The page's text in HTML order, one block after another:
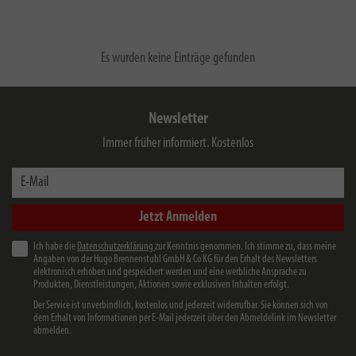
Es wurden keine Einträge gefunden
Newsletter
Immer früher informiert. Kostenlos
E-Mail
Jetzt Anmelden
Ich habe die Datenschutzerklärung zur Kenntnis genommen. Ich stimme zu, dass meine
Angaben von der Hugo Brennenstuhl GmbH & Co KG für den Erhalt des Newsletters
elektronisch erhoben und gespeichert werden und eine werbliche Ansprache zu
Produkten, Dienstleistungen, Aktionen sowie exklusiven Inhalten erfolgt.
Der Service ist unverbindlich, kostenlos und jederzeit widerrufbar. Sie können sich von
dem Erhalt von Informationen per E-Mail jederzeit über den Abmeldelink im Newsletter
abmelden.